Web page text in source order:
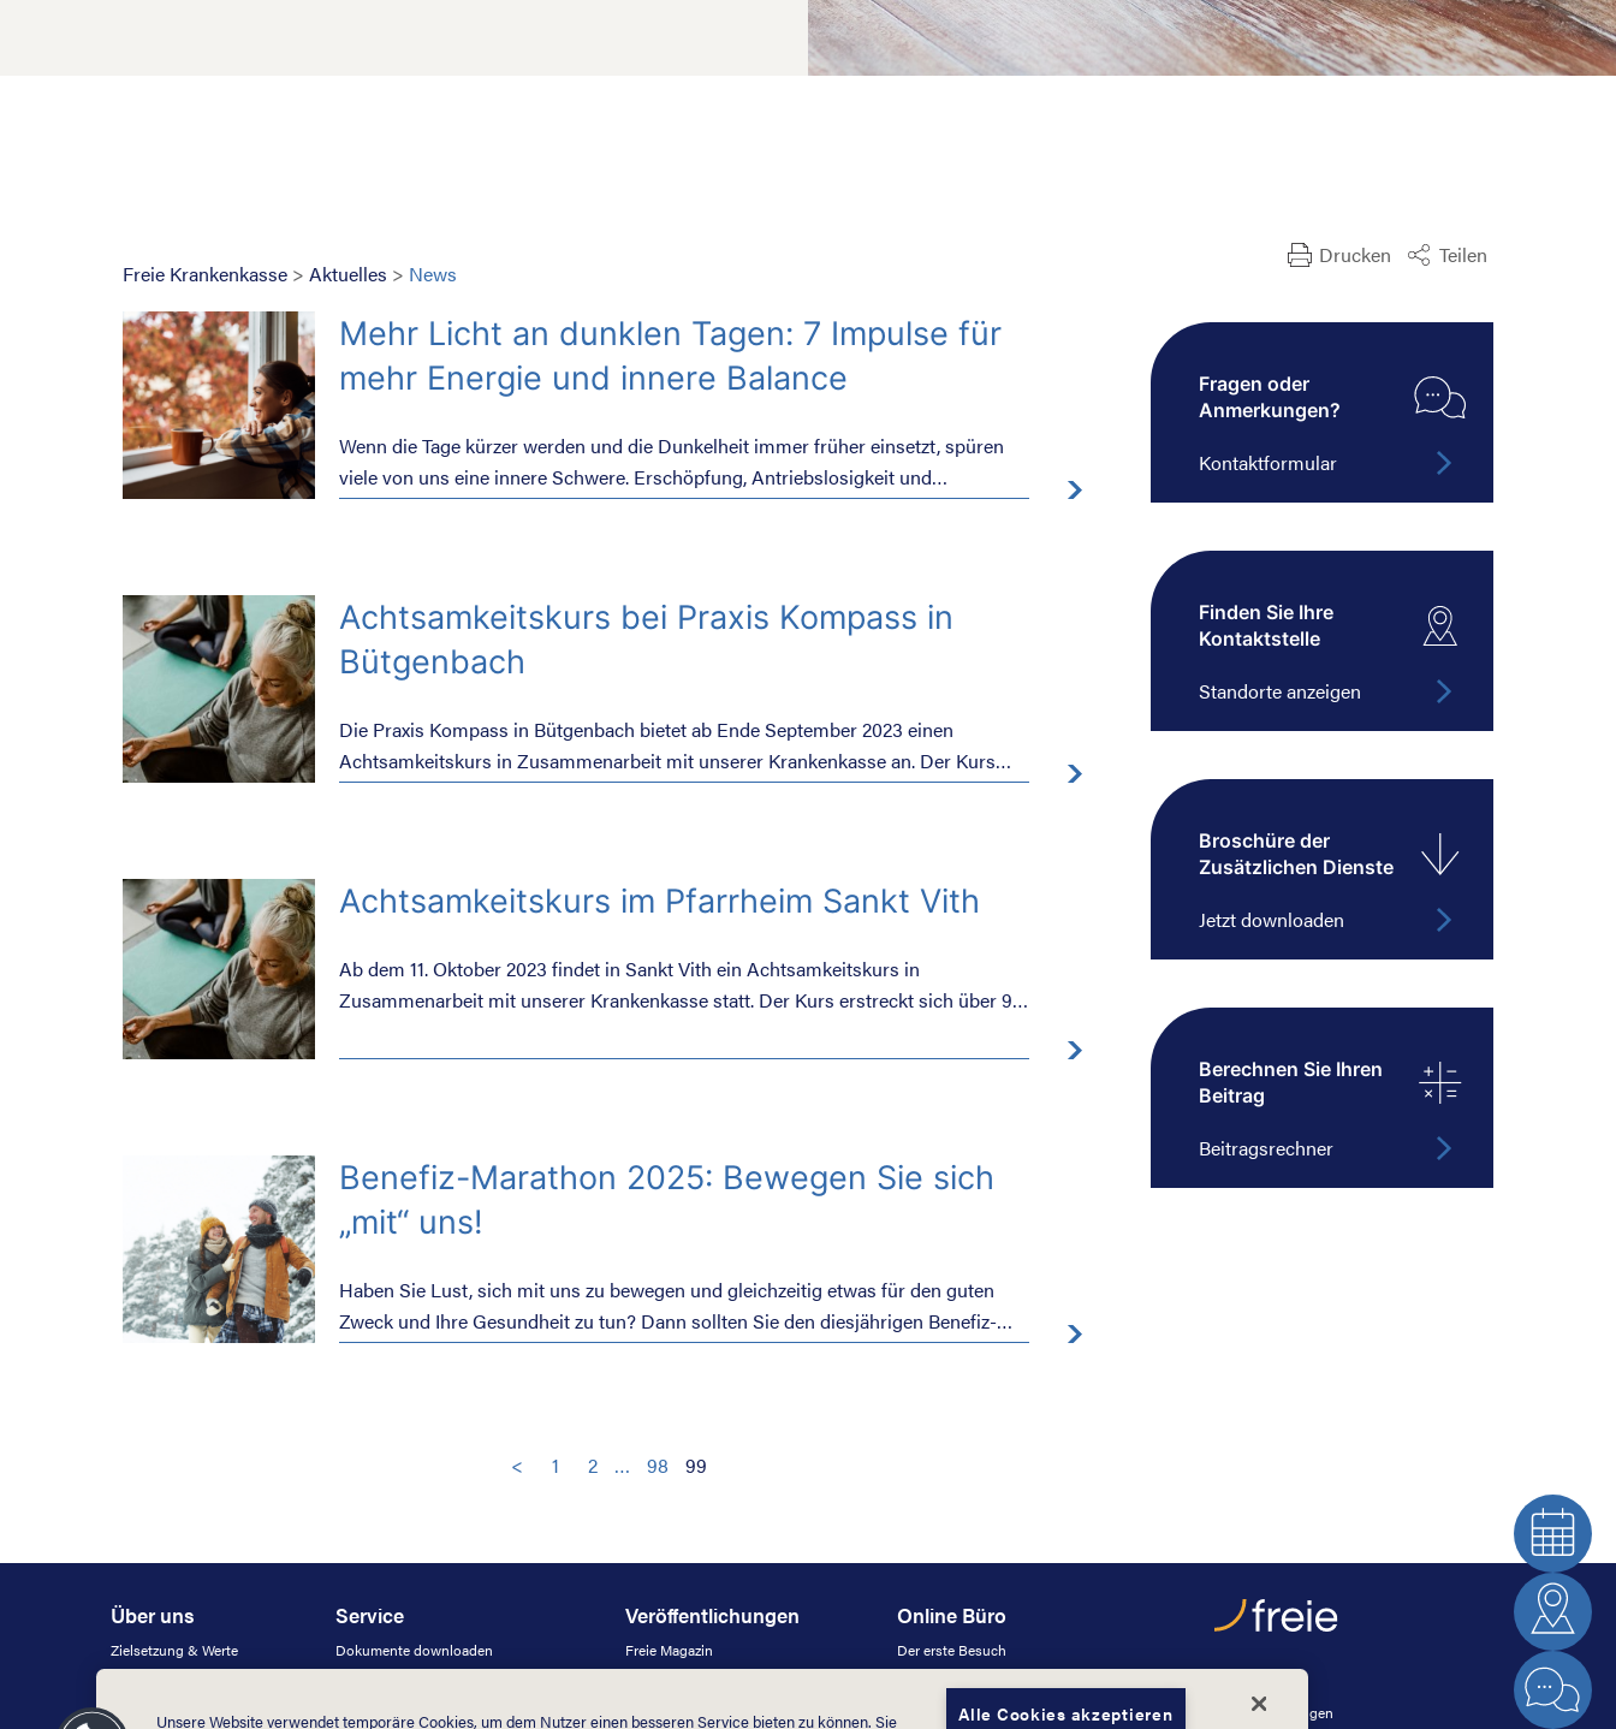
Freie Krankenkasse > Aktuelles > News
Mehr Licht an dunklen Tagen: 7 Impulse für
mehr Energie und innere Balance
Wenn die Tage kürzer werden und die Dunkelheit immer früher einsetzt, spüren
viele von uns eine innere Schwere. Erschöpfung, Antriebslosigkeit und
Melancholie gehören zu den häufigen Begleiterscheinungen, deren Bedeutung
vorübergehenden Tief eine ernsthafte Belastung wird.
Achtsamkeitskurs bei Praxis Kompass in
Bütgenbach
Die Praxis Kompass in Bütgenbach bietet ab Ende September 2023 einen
Achtsamkeitskurs in Zusammenarbeit mit unserer Krankenkasse an. Der Kurs
findet an 8 Freitagnachmittagen statt.
Achtsamkeitskurs im Pfarrheim Sankt Vith
Ab dem 11. Oktober 2023 findet in Sankt Vith ein Achtsamkeitskurs in
Zusammenarbeit mit unserer Krankenkasse statt. Der Kurs erstreckt sich über 9
Benefiz-Marathon 2025: Bewegen Sie sich
„mit“ uns!
Haben Sie Lust, sich mit uns zu bewegen und gleichzeitig etwas für den guten
Zweck und Ihre Gesundheit zu tun? Dann sollten Sie den diesjährigen Benefiz-
Marathon in Ostbelgien nicht verpassen! Dieser findet vom 24. bis zum 31. Januar
< 1 2 … 98 99
Drucken Teilen
Fragen oder
Anmerkungen?
Kontaktformular
Finden Sie Ihre
Kontaktstelle
Standorte anzeigen
Broschüre der
Zusätzlichen Dienste
Jetzt downloaden
Berechnen Sie Ihren
Beitrag
Beitragsrechner
Über uns
Zielsetzung & Werte
Jobs
Instagram
Service
Dokumente downloaden
FAQ
Beitragsrechner
Veröffentlichungen
Freie Magazin
Broschüren
Newsletter
Online Büro
Der erste Besuch
Versicherungsdaten
Service
B - 4760 Büllingen
Unsere Website verwendet temporäre Cookies, um dem Nutzer einen besseren Service bieten zu können. Sie Alle Cookies akzeptieren